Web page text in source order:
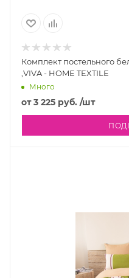
Комплект постельного
,VIVA - HOME TEXTILE
Много
от3 225 руб. /шт